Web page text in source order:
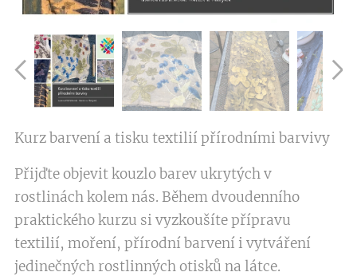
Kurz barvení a tisku textilií přírodními barvivy
Přijďte objevit kouzlo barev ukrytých v
rostlinách kolem nás. Během dvoudenního
praktického kurzu si vyzkoušíte přípravu
textilií, moření, přírodní barvení i vytváření
jedinečných rostlinných otisků na látce.